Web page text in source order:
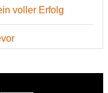
voller Erfolg